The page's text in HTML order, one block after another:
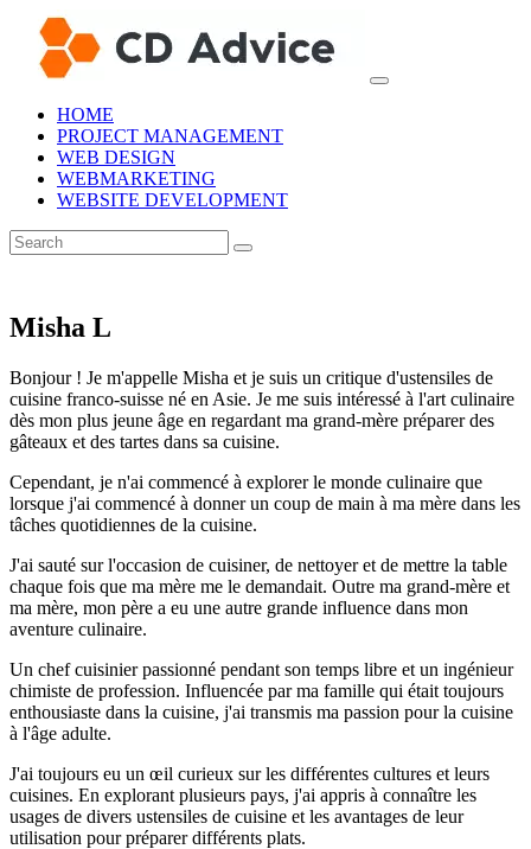
HOME
PROJECT MANAGEMENT
WEB DESIGN
WEBMARKETING
WEBSITE DEVELOPMENT
Misha L
Bonjour ! Je m'appelle Misha et je suis un critique d'ustensiles de
cuisine franco-suisse né en Asie. Je me suis intéressé à l'art culinaire
dès mon plus jeune âge en regardant ma grand-mère préparer des
gâteaux et des tartes dans sa cuisine.
Cependant, je n'ai commencé à explorer le monde culinaire que
lorsque j'ai commencé à donner un coup de main à ma mère dans les
tâches quotidiennes de la cuisine.
J'ai sauté sur l'occasion de cuisiner, de nettoyer et de mettre la table
chaque fois que ma mère me le demandait. Outre ma grand-mère et
ma mère, mon père a eu une autre grande influence dans mon
aventure culinaire.
Un chef cuisinier passionné pendant son temps libre et un ingénieur
chimiste de profession. Influencée par ma famille qui était toujours
enthousiaste dans la cuisine, j'ai transmis ma passion pour la cuisine
à l'âge adulte.
J'ai toujours eu un œil curieux sur les différentes cultures et leurs
cuisines. En explorant plusieurs pays, j'ai appris à connaître les
usages de divers ustensiles de cuisine et les avantages de leur
utilisation pour préparer différents plats.